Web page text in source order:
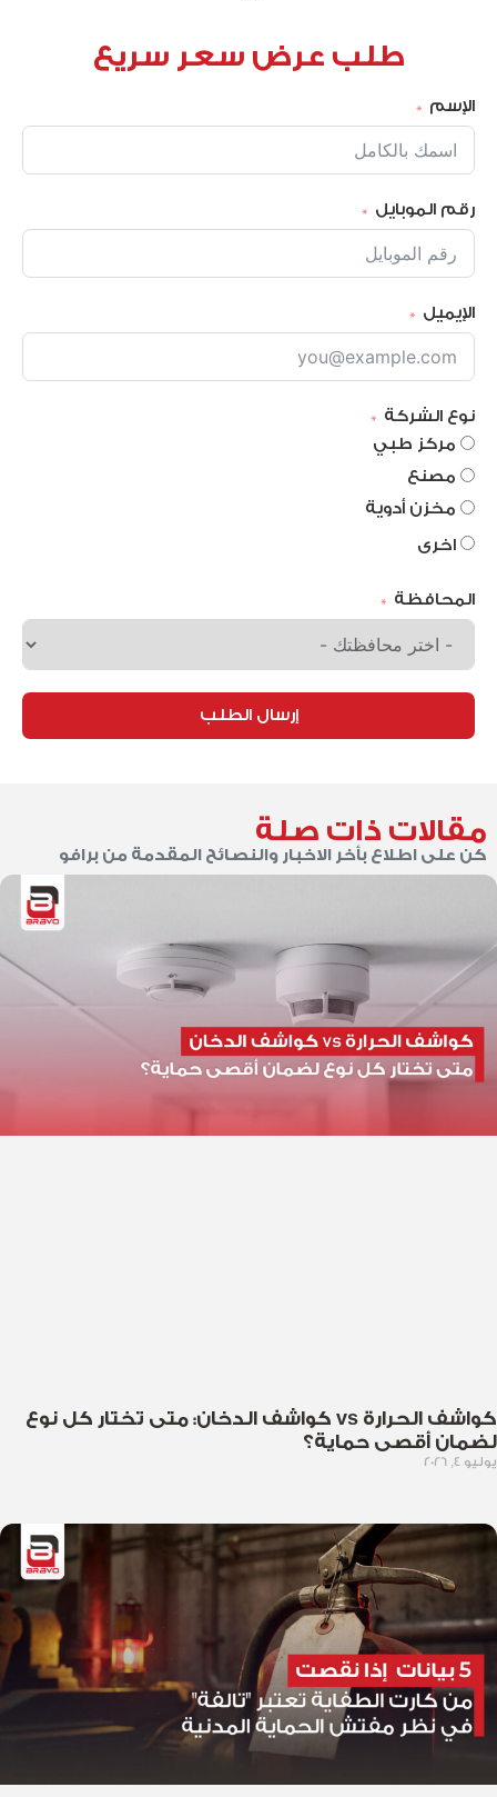
طلب عرض سعر سريع
الإسم
رقم الموبايل
الإيميل
نوع الشركة
مركز طبي
مصنع
مخزن أدوية
اخرى
المحافظة
إرسال الطلب
مقالات ذات صلة
كن على اطلاع بأخر الاخبار والنصائح المقدمة من برافو
كواشف الحرارة vs كواشف الدخان: متى تختار كل نوع
لضمان أقصى حماية؟
يوليو 4, 2026